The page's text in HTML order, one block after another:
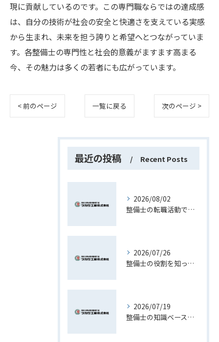
現に貢献しているのです。この専門職ならではの達成感
は、自分の技術が社会の安全と快適さを支えている実感
から生まれ、未来を担う誇りと希望へとつながっていま
す。各整備士の専門性と社会的意義がますます高まる
今、その魅力は多くの若者にも広がっています。
< 前のページ 一覧に戻る 次のページ >
最近の投稿 Recent Posts
2026/08/02
整備士の転職活動で資格や経験を最大限活かす現実的な進め方ガイド
2026/07/26
整備士の役割を知って長野県で理想のキャリアを築くための実践ガイド
2026/07/19
整備士の知識ベースを活かしたキャリアと実務スキル向上への道